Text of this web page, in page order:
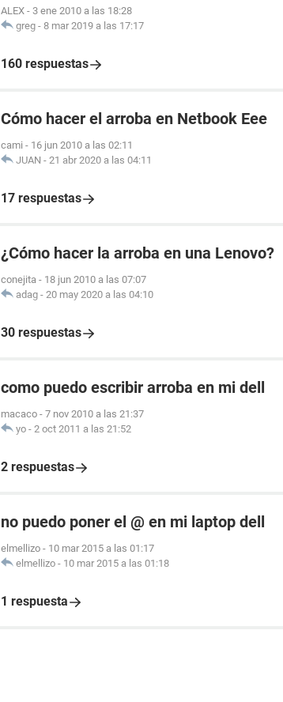
ALEX - 3 ene 2010 a las 18:28
greg - 8 mar 2019 a las 17:17
160 respuestas
Cómo hacer el arroba en Netbook Eee
cami - 16 jun 2010 a las 02:11
JUAN - 21 abr 2020 a las 04:11
17 respuestas
¿Cómo hacer la arroba en una Lenovo?
conejita - 18 jun 2010 a las 07:07
adag - 20 may 2020 a las 04:10
30 respuestas
como puedo escribir arroba en mi dell
macaco - 7 nov 2010 a las 21:37
yo - 2 oct 2011 a las 21:52
2 respuestas
no puedo poner el @ en mi laptop dell
elmellizo - 10 mar 2015 a las 01:17
elmellizo - 10 mar 2015 a las 01:18
1 respuesta